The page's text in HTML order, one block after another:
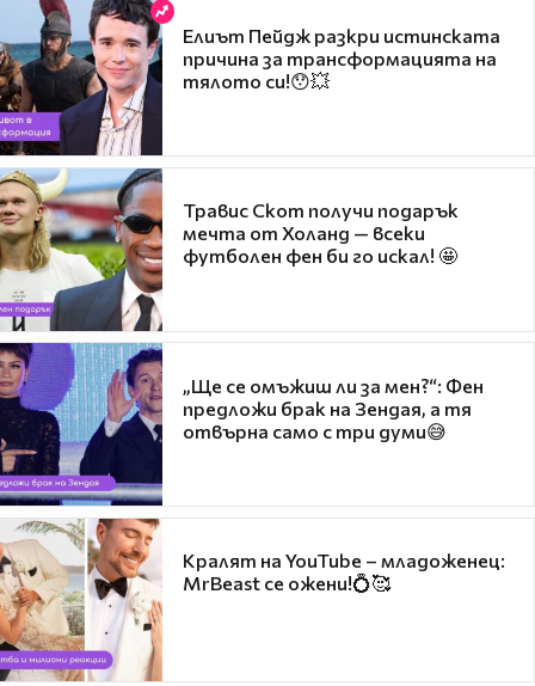
Елиът Пейдж разкри истинската
причина за трансформацията на
тялото си!😯💥
Травис Скот получи подарък
мечта от Холанд — всеки
футболен фен би го искал! 🤩
„Ще се омъжиш ли за мен?“: Фен
предложи брак на Зендая, а тя
отвърна само с три думи😅
Кралят на YouTube – младоженец:
MrBeast се ожени!💍🥰